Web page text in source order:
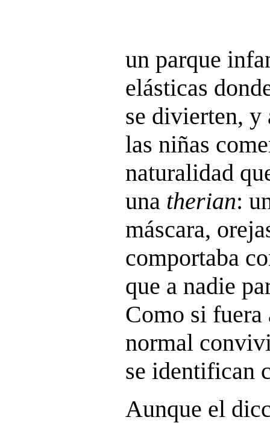
un parque
elásticas
se divierten, y
las niñas
naturalidad
una therian:
máscara,
comportaba
que a nadie
Como si fuera
normal
se identifican
Aunque el